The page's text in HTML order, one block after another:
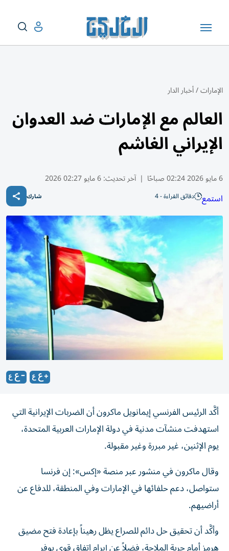
الإمارات/أخبار الدار
العالم مع الإمارات ضد العدوان
الإيراني الغاشم
6 مايو 2026 02:24 صباحًا | آخر تحديث:6 مايو 02:27 2026
استمع دقائق القراءة - 4 شارك
أكَّد الرئيس الفرنسي إيمانويل ماكرون أن الضربات الإيرانية التي
استهدفت منشآت مدنية في دولة الإمارات العربية المتحدة،
يوم الإثنين، غير مبررة وغير مقبولة.
وقال ماكرون في منشور عبر منصة «إكس»: إن فرنسا
ستواصل، دعم حلفائها في الإمارات وفي المنطقة، للدفاع عن
أراضيهم.
وأكَّد أن تحقيق حل دائم للصراع يظل رهيناً بإعادة فتح مضيق